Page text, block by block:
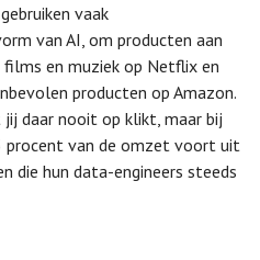
vaak
van AI, om producten aan
en muziek op Netflix en
producten op Amazon.
jij daar nooit op klikt, maar bij
van de omzet voort uit
die hun data-engineers steeds